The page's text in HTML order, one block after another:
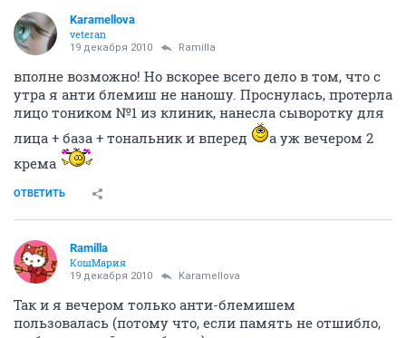
Karamellova
veteran
19 декабря 2010 Ramilla
вполне возможно! Но вскорее всего дело в том, что с
утра я анти блемиш не наношу. Проснулась, протерла
лицо тоником №1 из клиник, нанесла сыворотку для
лица + база + тональник и вперед
а уж вечером 2
крема
ОТВЕТИТЬ
Ramilla
КошМария
19 декабря 2010 Karamellova
Так и я вечером только анти-блемишем
пользовалась (потому что, если память не отшибло,